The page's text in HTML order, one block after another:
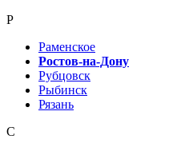
Р
Раменское
Ростов-на-Дону
Рубцовск
Рыбинск
Рязань
С